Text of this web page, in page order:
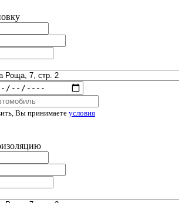
Вы принимаете условия